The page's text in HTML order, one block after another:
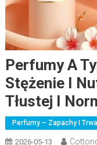
Perfumy A
Stężenie I
Tłustej I
Perfumy – Zapachy I
2026-05-13